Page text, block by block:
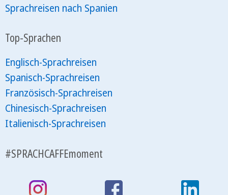
Sprachreisen nach Spanien
Top-Sprachen
Englisch-Sprachreisen
Spanisch-Sprachreisen
Französisch-Sprachreisen
Chinesisch-Sprachreisen
Italienisch-Sprachreisen
#SPRACHCAFFEmoment